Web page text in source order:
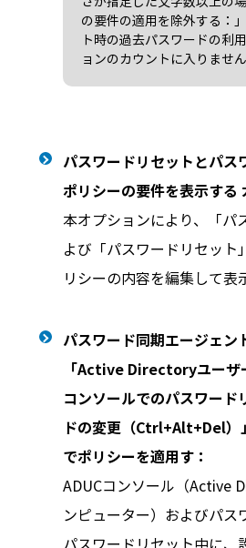
の要件の適用を除外する：
ト時の過去パスワードの利
ョンのカウントに入りません
パスワードリセットとパス
ポリシーの要件を表示する
本オプションにより、「パ
よび「パスワードリセット
リシーの内容を編集して表
パスワード同期エージェン
「Active Directoryユーザ
コンソールでのパスワード
ドの変更（Ctrl+Alt+Del）
でポリシーを適用す：
ADUCコンソール（Active
ンピューター）およびパス